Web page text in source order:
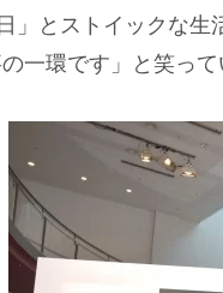
」とストイックな生
一環です」と笑って